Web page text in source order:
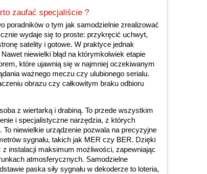
zaufać specjaliście ?
poradników o tym jak samodzielnie zrealizować
wydaje się to proste: przykręcić uchwyt,
satelity i gotowe. W praktyce jednak
niewielki błąd na którymkolwiek etapie
które ujawnią się w najmniej oczekiwanym
ważnego meczu czy ulubionego serialu.
obrazu czy całkowitym braku odbioru
z wiertarką i drabiną. To przede wszystkim
i specjalistyczne narzędzia, z których
To niewielkie urządzenie pozwala na precyzyjne
sygnału, takich jak MER czy BER. Dzięki
instalacji maksimum możliwości, zapewniając
atmosferycznych. Samodzielne
paska siły sygnału w dekoderze to loteria,